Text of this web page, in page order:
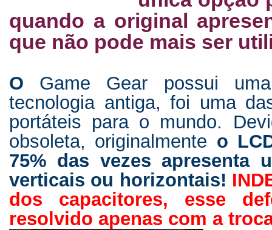
quando a original
que não pode mais ser
O Game Gear possui
tecnologia antiga, foi uma
portáteis para o mundo.
obsoleta, originalmente o
75% das vezes apresenta
verticais ou horizontais!
dos capacitores, esse
resolvido apenas com a